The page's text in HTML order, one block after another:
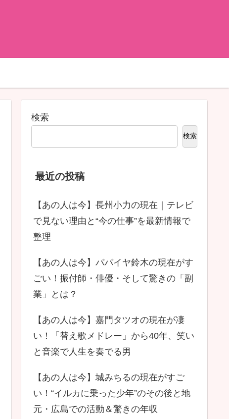
検索
検索
最近の投稿
【あの人は今】長州小力の現在｜テレビ
で見ない理由と“今の仕事”を最新情報で
整理
【あの人は今】パパイヤ鈴木の現在がす
ごい！振付師・俳優・そして驚きの「副
業」とは？
【あの人は今】嘉門タツオの現在が凄
い！「替え歌メドレー」から40年、笑い
と音楽で人生を奏でる男
【あの人は今】城みちるの現在がすご
い！“イルカに乗った少年”のその後と地
元・広島での活動＆驚きの年収